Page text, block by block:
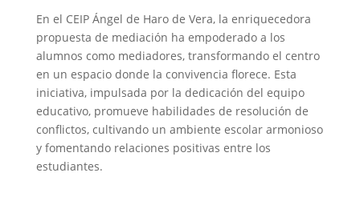
En el CEIP Ángel de Haro de Vera, la enriquecedora
propuesta de mediación ha empoderado a los
alumnos como mediadores, transformando el centro
en un espacio donde la convivencia florece. Esta
iniciativa, impulsada por la dedicación del equipo
educativo, promueve habilidades de resolución de
conflictos, cultivando un ambiente escolar armonioso
y fomentando relaciones positivas entre los
estudiantes.